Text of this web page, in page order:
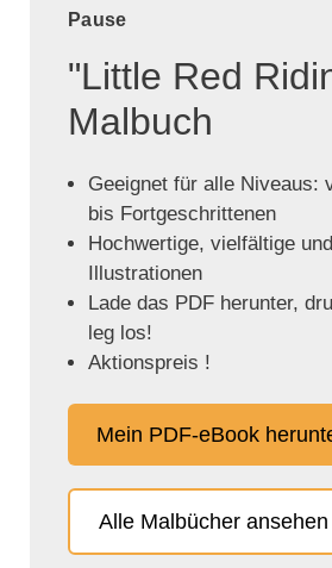
Pause
"Little Red
Malbuch
Geeignet für alle Niveaus:
bis Fortgeschrittenen
Hochwertige, vielfältige
Illustrationen
Lade das PDF herunter,
leg los!
Aktionspreis !
Mein PDF-eBook
Alle Malbücher ansehen